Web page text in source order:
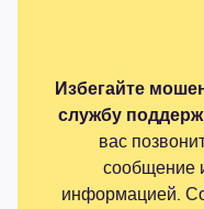
Избегайте
службу
вас
сообщение
информацией.